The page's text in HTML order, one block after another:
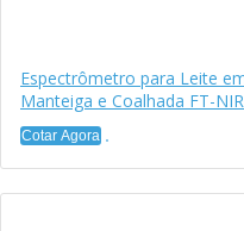
Espectrômetro para Leite
Manteiga e Coalhada FT-
Cotar Agora